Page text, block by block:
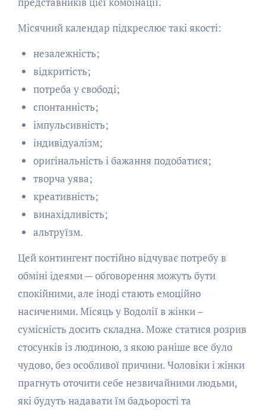
Місячний календар підкреслює такі якості:
незалежність;
відкритість;
потреба у свободі;
спонтанність;
імпульсивність;
індивідуалізм;
оригінальність і бажання подобатися;
творча уява;
креативність;
винахідливість;
альтруїзм.
Цей контингент постійно відчуває потребу в
обміні ідеями — обговорення можуть бути
спокійними, але іноді стають емоційно
насиченими. Місяць у Водолії в жінки –
сумісність досить складна. Може статися розрив
стосунків із людиною, з якою раніше все було
чудово, без особливої причини. Чоловіки і жінки
прагнуть оточити себе незвичайними людьми,
які будуть надавати їм бадьорості та